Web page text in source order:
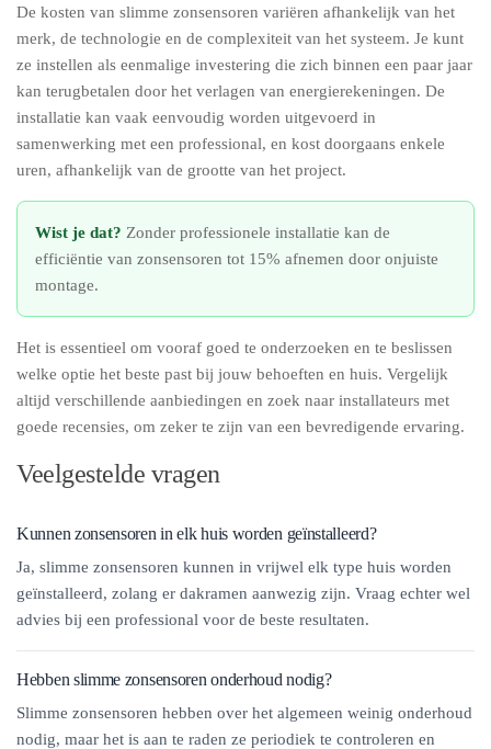
De kosten van slimme zonsensoren variëren afhankelijk van het
merk, de technologie en de complexiteit van het systeem. Je kunt
ze instellen als eenmalige investering die zich binnen een paar jaar
kan terugbetalen door het verlagen van energierekeningen. De
installatie kan vaak eenvoudig worden uitgevoerd in
samenwerking met een professional, en kost doorgaans enkele
uren, afhankelijk van de grootte van het project.
Wist je dat? Zonder professionele installatie kan de
efficiëntie van zonsensoren tot 15% afnemen door onjuiste
montage.
Het is essentieel om vooraf goed te onderzoeken en te beslissen
welke optie het beste past bij jouw behoeften en huis. Vergelijk
altijd verschillende aanbiedingen en zoek naar installateurs met
goede recensies, om zeker te zijn van een bevredigende ervaring.
Veelgestelde vragen
Kunnen zonsensoren in elk huis worden geïnstalleerd?
Ja, slimme zonsensoren kunnen in vrijwel elk type huis worden
geïnstalleerd, zolang er dakramen aanwezig zijn. Vraag echter wel
advies bij een professional voor de beste resultaten.
Hebben slimme zonsensoren onderhoud nodig?
Slimme zonsensoren hebben over het algemeen weinig onderhoud
nodig, maar het is aan te raden ze periodiek te controleren en